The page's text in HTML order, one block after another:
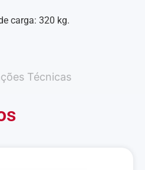
Técnicas
carga: 320 kg.